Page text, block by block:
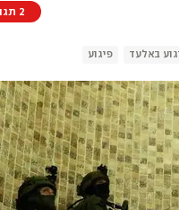
2 תגובות
באלעד פיגוע